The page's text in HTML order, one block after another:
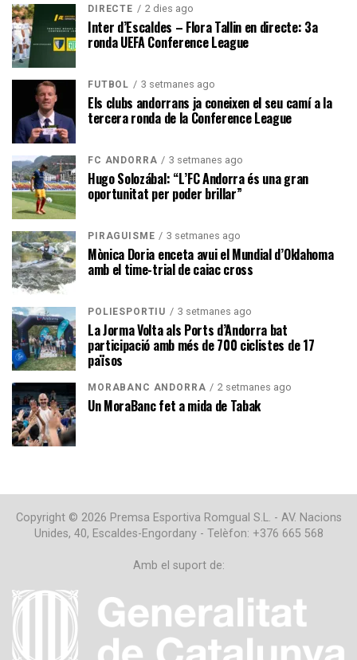
DIRECTE 2 dies ago
Inter d’Escaldes – Flora Tallin en directe: 3a
ronda UEFA Conference League
FUTBOL 3 setmanes ago
Els clubs andorrans ja coneixen el seu camí a la
tercera ronda de la Conference League
FC ANDORRA 3 setmanes ago
Hugo Solozábal: “L’FC Andorra és una gran
oportunitat per poder brillar”
PIRAGÜISME 3 setmanes ago
Mònica Doria enceta avui el Mundial d’Oklahoma
amb el time-trial de caiac cross
POLIESPORTIU 3 setmanes ago
La Jorma Volta als Ports d’Andorra bat
participació amb més de 700 ciclistes de 17
països
MORABANC ANDORRA 2 setmanes ago
Un MoraBanc fet a mida de Tabak
Copyright © 2026 Premsa Esportiva Romgual S.L. - AV. Nacions
Unides, 40, Escaldes-Engordany - Telèfon: +376 665 568
Amb el suport de: